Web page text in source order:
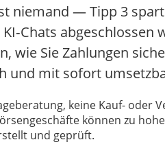
niemand — Tipp 3
wie Sie Zahlungen
und mit sofort
keine Kauf-
können zu
und geprüft.